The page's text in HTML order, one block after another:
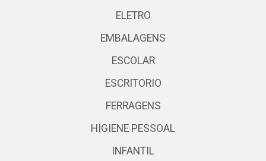
ELETRO
EMBALAGENS
ESCOLAR
ESCRITORIO
FERRAGENS
HIGIENE PESSOAL
INFANTIL